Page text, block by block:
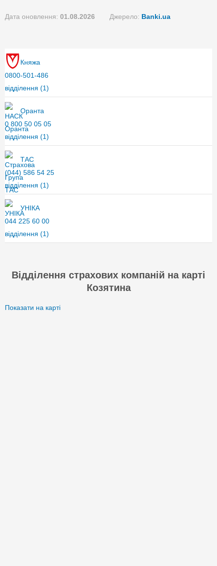
Дата оновлення: 01.08.2026 Джерело: Banki.ua
Княжа
0800-501-486
відділення (1)
Оранта
0 800 50 05 05
відділення (1)
ТАС
(044) 586 54 25
відділення (1)
УНІКА
044 225 60 00
відділення (1)
Відділення страхових компаній на карті
Козятина
Показати на карті